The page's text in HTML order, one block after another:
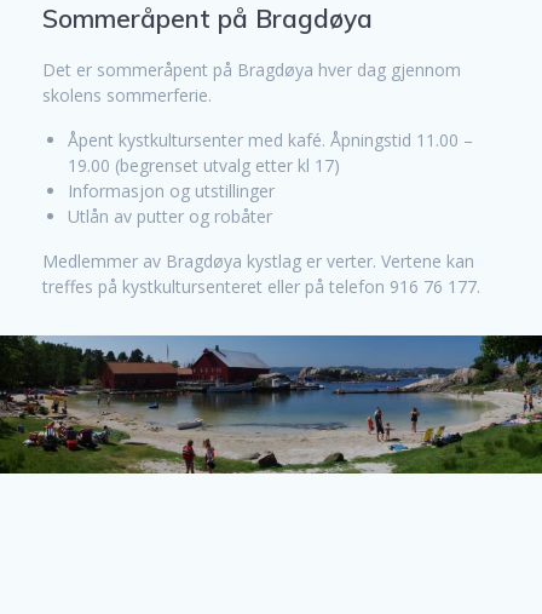
Sommeråpent på Bragdøya
Det er sommeråpent på Bragdøya hver dag gjennom
skolens sommerferie.
Åpent kystkultursenter med kafé. Åpningstid 11.00 –
19.00 (begrenset utvalg etter kl 17)
Informasjon og utstillinger
Utlån av putter og robåter
Medlemmer av Bragdøya kystlag er verter. Vertene kan
treffes på kystkultursenteret eller på telefon 916 76 177.